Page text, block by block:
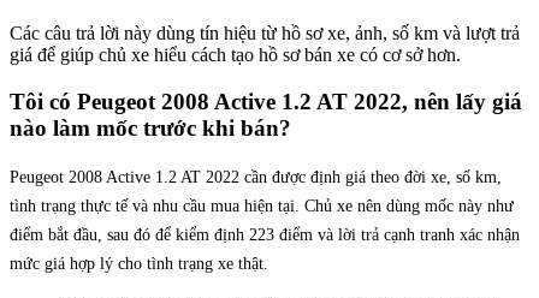
Các câu trả lời này dùng tín hiệu từ hồ sơ xe, ảnh, số km và lượt trả
giá để giúp chủ xe hiểu cách tạo hồ sơ bán xe có cơ sở hơn.
Tôi có Peugeot 2008 Active 1.2 AT 2022, nên lấy giá
nào làm mốc trước khi bán?
Peugeot 2008 Active 1.2 AT 2022 cần được định giá theo đời xe, số km,
tình trạng thực tế và nhu cầu mua hiện tại. Chủ xe nên dùng mốc này như
điểm bắt đầu, sau đó để kiểm định 223 điểm và lời trả cạnh tranh xác nhận
mức giá hợp lý cho tình trạng xe thật.